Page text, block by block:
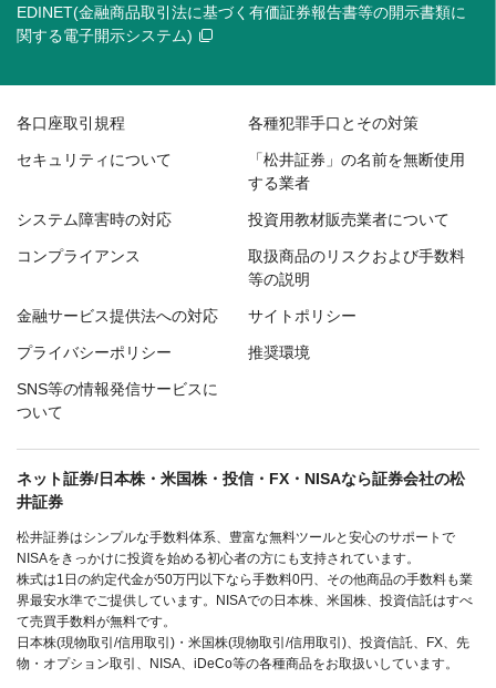
EDINET(金融商品取引法に基づく有価証券報告書等の開示書類に
関する電子開示システム)
各口座取引規程 各種犯罪手口とその対策
セキュリティについて
「松井証券」の名前を無断使用
する業者
システム障害時の対応 投資用教材販売業者について
コンプライアンス
取扱商品のリスクおよび手数料
等の説明
金融サービス提供法への対応 サイトポリシー
プライバシーポリシー 推奨環境
SNS等の情報発信サービスに
ついて
ネット証券/日本株・米国株・投信・FX・NISAなら証券会社の松
井証券
松井証券はシンプルな手数料体系、豊富な無料ツールと安心のサポートで
NISAをきっかけに投資を始める初心者の方にも支持されています。
株式は1日の約定代金が50万円以下なら手数料0円、その他商品の手数料も業
界最安水準でご提供しています。NISAでの日本株、米国株、投資信託はすべ
て売買手数料が無料です。
日本株(現物取引/信用取引)・米国株(現物取引/信用取引)、投資信託、FX、先
物・オプション取引、NISA、iDeCo等の各種商品をお取扱いしています。